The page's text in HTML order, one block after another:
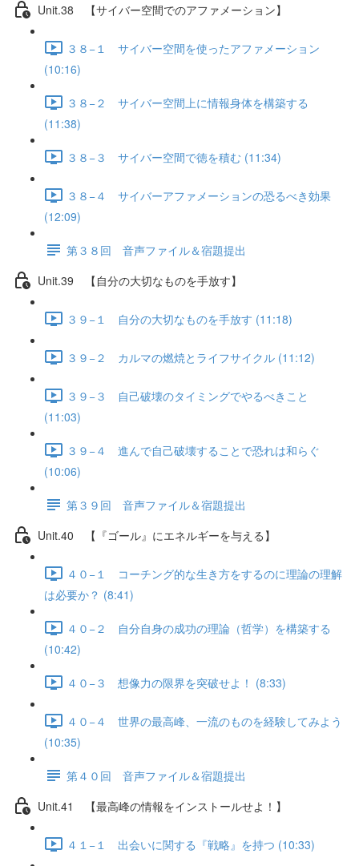
Unit.38 【サイバー空間でのアファメーション】
３８−１ サイバー空間を使ったアファメーション
(10:16)
３８−２ サイバー空間上に情報身体を構築する
(11:38)
３８−３ サイバー空間で徳を積む (11:34)
３８−４ サイバーアファメーションの恐るべき効果
(12:09)
第３８回 音声ファイル＆宿題提出
Unit.39 【自分の大切なものを手放す】
３９−１ 自分の大切なものを手放す (11:18)
３９−２ カルマの燃焼とライフサイクル (11:12)
３９−３ 自己破壊のタイミングでやるべきこと
(11:03)
３９−４ 進んで自己破壊することで恐れは和らぐ
(10:06)
第３９回 音声ファイル＆宿題提出
Unit.40 【『ゴール』にエネルギーを与える】
４０−１ コーチング的な生き方をするのに理論の理解
は必要か？ (8:41)
４０−２ 自分自身の成功の理論（哲学）を構築する
(10:42)
４０−３ 想像力の限界を突破せよ！ (8:33)
４０−４ 世界の最高峰、一流のものを経験してみよう
(10:35)
第４０回 音声ファイル＆宿題提出
Unit.41 【最高峰の情報をインストールせよ！】
４１−１ 出会いに関する『戦略』を持つ (10:33)